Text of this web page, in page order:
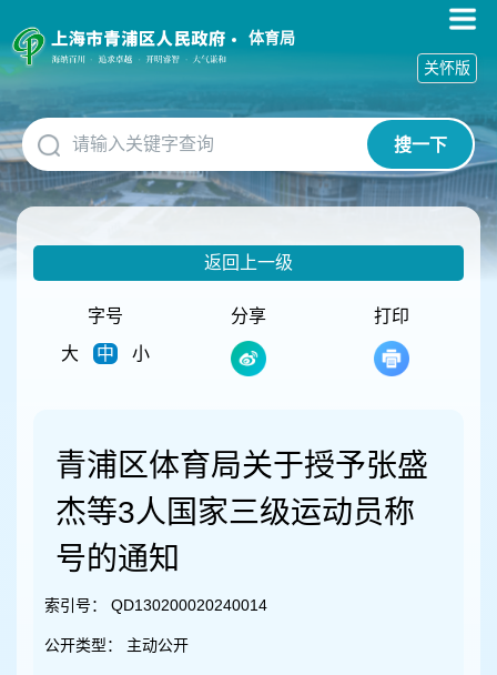
障
碍
作
说
明
跳
到
网
体育局
搜一下
关怀版
返回上一级
字号
大
中 小
分享 打印
青浦区体育局关于授予张盛
杰等3人国家三级运动员称
号的通知
索引号： QD130200020240014
公开类型： 主动公开